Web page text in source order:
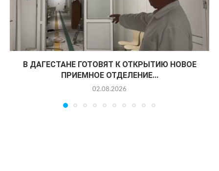
В ДАГЕСТАНЕ ГОТОВЯТ К ОТКРЫТИЮ НОВОЕ
ПРИЕМНОЕ ОТДЕЛЕНИЕ...
02.08.2026